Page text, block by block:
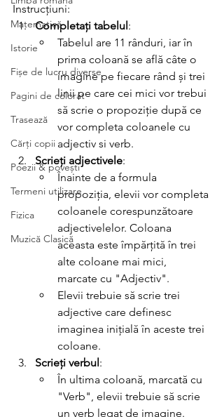
Matematică
Istorie
Fișe de lucru diverse
Pagini de colorat
Trasează
Cărți copii
Poezii & povești
Termeni utilizare
Fizica
Muzică Clasică
Instrucțiuni:
Completați tabelul:
Tabelul are 11 rânduri, iar în
prima coloană se află câte o
imagine pe fiecare rând și trei
linii pe care cei mici vor trebui
să scrie o propoziție după ce
vor completa coloanele cu
adjectiv si verb.
Scrieți adjectivele:
Înainte de a formula
propoziția, elevii vor completa
coloanele corespunzătoare
adjectivelelor. Coloana
aceasta este împărțită în trei
alte coloane mai mici,
marcate cu "Adjectiv".
Elevii trebuie să scrie trei
adjective care definesc
imaginea inițială în aceste trei
coloane.
Scrieți verbul:
În ultima coloană, marcată cu
"Verb", elevii trebuie să scrie
un verb legat de imagine.